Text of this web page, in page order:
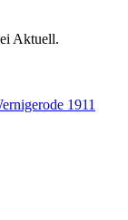
Aktuell.
1911